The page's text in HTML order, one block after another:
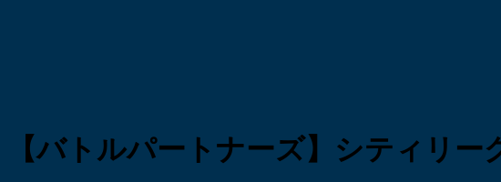
【バトルパートナーズ】シティリ